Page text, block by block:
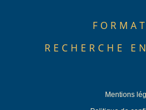
RECHERCHE
Mentions